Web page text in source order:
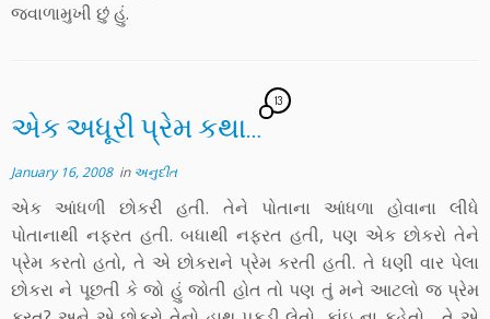
જ્વાળામુખી છું હું.
એક અધૂરી પ્રેમ કથા…
13
January 16, 2008in અનુદીત
એક આંધળી છોકરી હતી. તેને પોતાના આંધળા હોવાના લીધે
પોતાનાથી નફરત હતી. બધાથી નફરત હતી, પણ એક છોકરો તેને
પ્રેમ કરતો હતો, તે એ છોકરાને પ્રેમ કરતી હતી. તે ધણી વાર પેલા
છોકરા ને પૂછતી કે જો હું જોતી હોત તો પણ તું મને આટલો જ પ્રેમ